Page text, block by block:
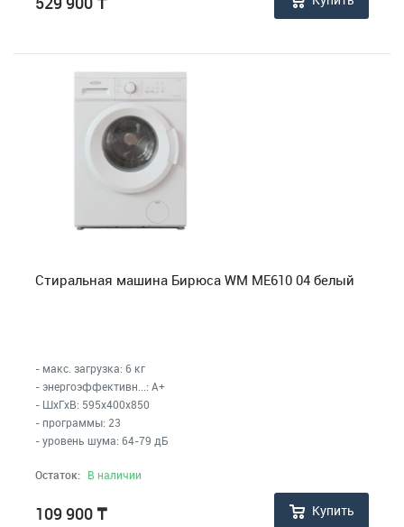
Стиральная машина Бирюса WM ME610 04 белый
- макс. загрузка: 6 кг
- энергоэффективн...: A+
- ШхГхВ: 595x400x850
- программы: 23
- уровень шума: 64-79 дБ
Остаток: В наличии
109 900 ₸ Купить